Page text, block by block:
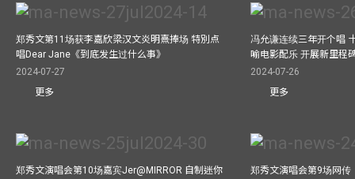
郑秀文第11场获李嘉欣梁汉文炎明熹捧场 特別点
唱Dear Jane《到底发生过什么事》
2024-07-27
更多
冯允谦连续三年开个唱
喻电影配乐 开展新里程
2024-07-26
更多
郑秀文演唱会第10场嘉宾Jer@MIRROR 自制迷你
郑秀文演唱会第9场网传